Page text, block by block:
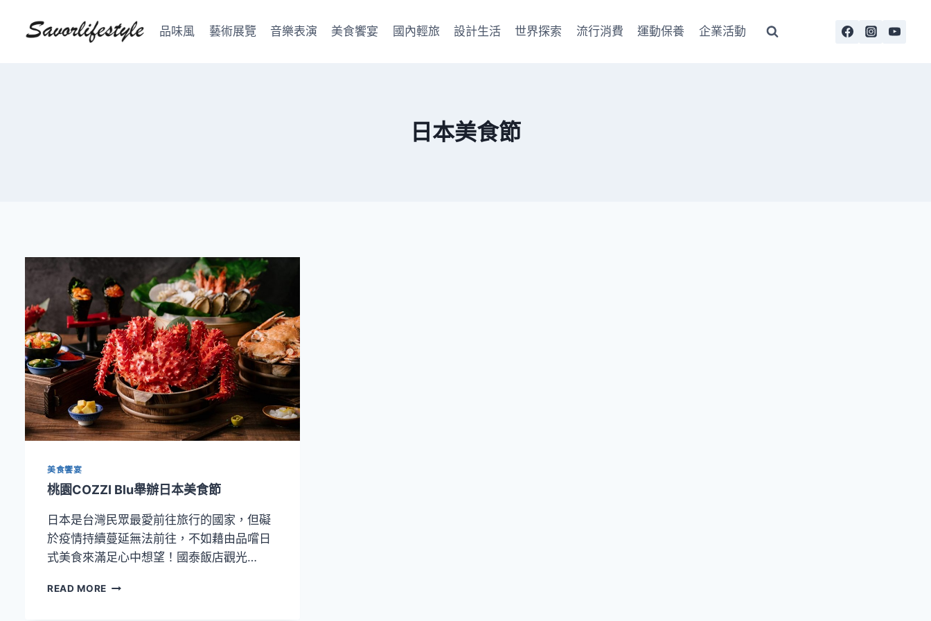
品味風 藝術展覽 音樂表演 美食饗宴 國內輕旅 設計生活 世界探索 流行消費 運動保養 企業活動
日本美食節
美食饗宴
桃園COZZI Blu舉辦日本美食節
日本是台灣民眾最愛前往旅行的國家，但礙
於疫情持續蔓延無法前往，不如藉由品嚐日
式美食來滿足心中想望！國泰飯店觀光…
READ MORE